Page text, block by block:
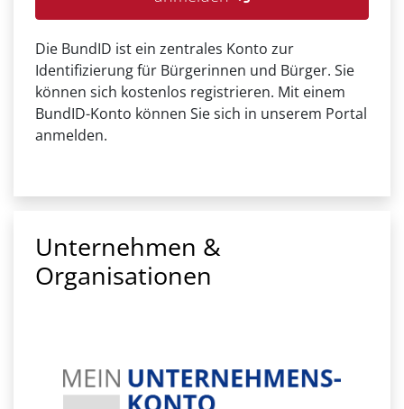
Die BundID ist ein zentrales Konto zur
Identifizierung für Bürgerinnen und Bürger. Sie
können sich kostenlos registrieren. Mit einem
BundID-Konto können Sie sich in unserem Portal
anmelden.
Unternehmen &
Organisationen